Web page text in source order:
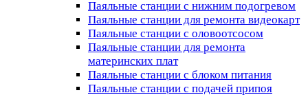
Паяльные станции с нижним подогревом
Паяльные станции для ремонта видеокарт
Паяльные станции с оловоотсосом
Паяльные станции для ремонта
материнских плат
Паяльные станции с блоком питания
Паяльные станции с подачей припоя